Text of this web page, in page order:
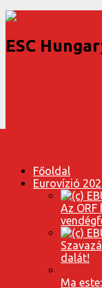
ESC
Főoldal
Eurovízió
Az
dalát!
Ma